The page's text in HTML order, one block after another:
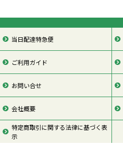
当日配達特急便
ご利用ガイド
お問い合せ
会社概要
特定商取引に関する法律に基づく表
示